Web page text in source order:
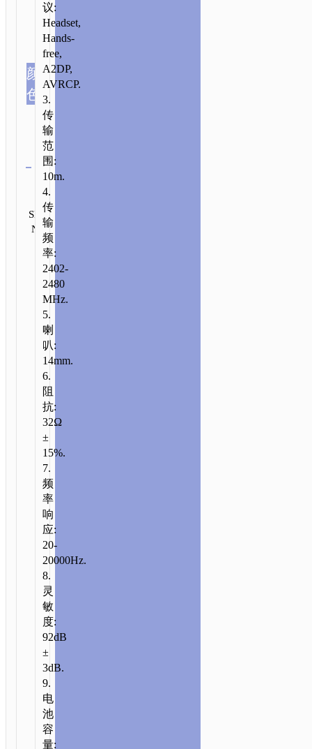
/ ES73
颜
色
清除
SKU:
N/A
类
无
线
耳
机
议:
Headset,
Hands-
free,
A2DP,
AVRCP.
3.
传
输
范
围:
10m.
4.
传
输
频
率:
2402-
2480
MHz.
5.
喇
叭:
14mm.
6.
阻
抗:
32Ω
±
15%.
7.
频
率
响
应:
20-
20000Hz.
8.
灵
敏
度:
92dB
±
3dB.
9.
电
池
容
量: